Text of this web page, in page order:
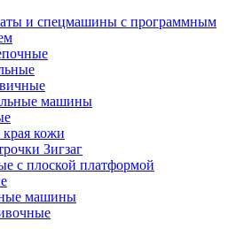
и спецмашины с программным
машины
края кожи
Зигзаг
с плоской платформой
машины